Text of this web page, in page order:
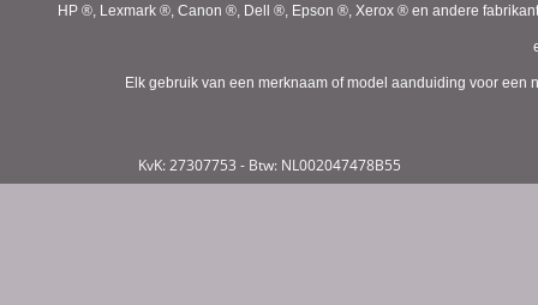
HP ®, Lexmark ®, Canon ®, Dell ®, Epson ®, Xerox ® en andere
Elk gebruik van een merknaam of model aanduiding voor
KvK: 27307753 - Btw: NL002047478B55